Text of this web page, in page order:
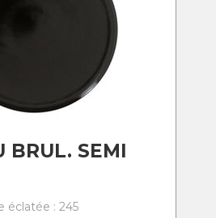
BRUL. SEMI
éclatée : 245